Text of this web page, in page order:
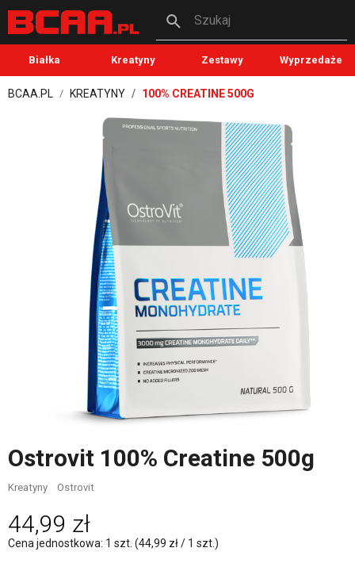
Szukaj
Białka Kreatyny Zestawy Wyprzedaże
BCAA.PL KREATYNY 100% CREATINE 500G
Ostrovit 100% Creatine 500g
Kreatyny Ostrovit
44,99 zł
Cena jednostkowa: 1 szt. (44,99 zł / 1 szt.)